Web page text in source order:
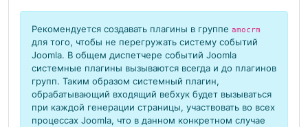
Рекомендуется создавать плагины в группе amocrm
для того, чтобы не перегружать систему событий
Joomla. В общем диспетчере событий Joomla
системные плагины вызываются всегда и до плагинов
групп. Таким образом системный плагин,
обрабатывающий входящий вебхук будет вызываться
при каждой генерации страницы, участвовать во всех
процессах Joomla, что в данном конкретном случае